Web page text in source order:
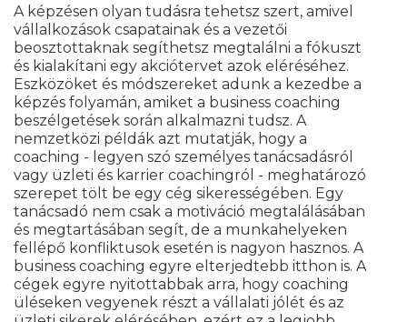
A képzésen olyan tudásra tehetsz szert, amivel
vállalkozások csapatainak és a vezetői
beosztottaknak segíthetsz megtalálni a fókuszt
és kialakítani egy akciótervet azok eléréséhez.
Eszközöket és módszereket adunk a kezedbe a
képzés folyamán, amiket a business coaching
beszélgetések során alkalmazni tudsz. A
nemzetközi példák azt mutatják, hogy a
coaching - legyen szó személyes tanácsadásról
vagy üzleti és karrier coachingról - meghatározó
szerepet tölt be egy cég sikerességében. Egy
tanácsadó nem csak a motiváció megtalálásában
és megtartásában segít, de a munkahelyeken
fellépő konfliktusok esetén is nagyon hasznos. A
business coaching egyre elterjedtebb itthon is. A
cégek egyre nyitottabbak arra, hogy coaching
üléseken vegyenek részt a vállalati jólét és az